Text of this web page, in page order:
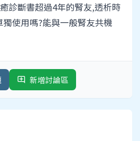
診斷書超過4年的腎友,透析時
使用嗎?能與一般腎友共機
add_comment 新增討論區